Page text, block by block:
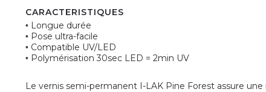
CARACTERISTIQUES
• Longue durée
• Pose ultra-facile
• Compatible UV/LED
• Polymérisation 30sec LED = 2min UV
Le vernis semi-permanent I-LAK Pine Forest assure